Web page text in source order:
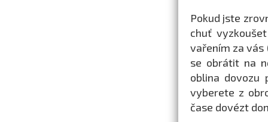
Pokud jste
chuť
vařením za
se obrátit na
oblina dovozu
vyberete z
čase dovézt